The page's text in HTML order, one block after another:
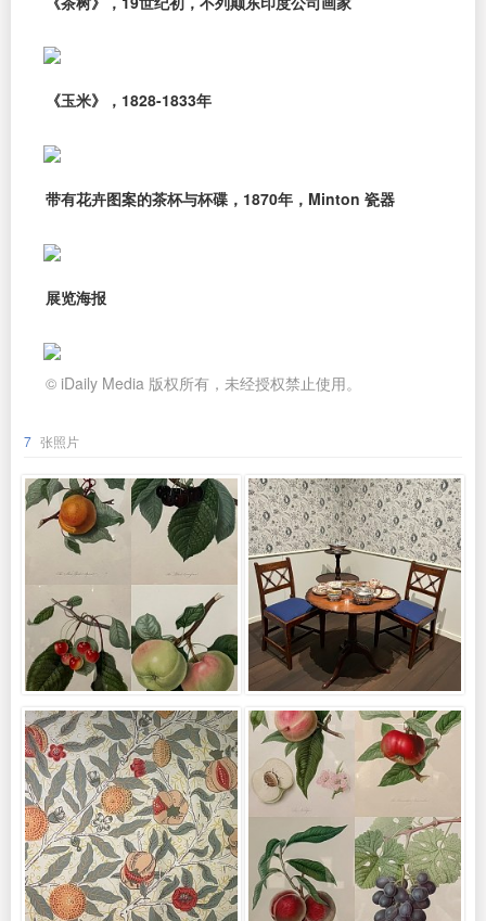
《玉米》，1828-1833年
带有花卉图案的茶杯与杯碟，1870年，Minton 瓷器
展览海报
© iDaily Media 版权所有，未经授权禁止使用。
7 张照片